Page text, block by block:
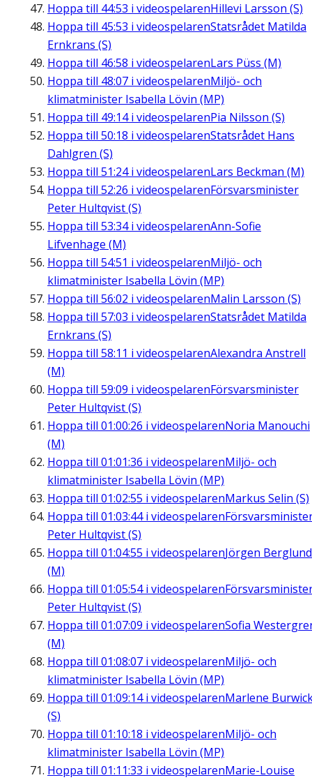
Hoppa till 44:53 i videospelarenHillevi Larsson (S)
Hoppa till 45:53 i videospelarenStatsrådet Matilda
Ernkrans (S)
Hoppa till 46:58 i videospelarenLars Püss (M)
Hoppa till 48:07 i videospelarenMiljö- och
klimatminister Isabella Lövin (MP)
Hoppa till 49:14i videospelarenPia Nilsson (S)
Hoppa till 50:18 i videospelarenStatsrådet Hans
Dahlgren (S)
Hoppa till 51:24i videospelarenLars Beckman (M)
Hoppa till 52:26 i videospelarenFörsvarsminister
Peter Hultqvist (S)
Hoppa till 53:34i videospelarenAnn-Sofie
Lifvenhage (M)
Hoppa till 54:51 i videospelarenMiljö- och
klimatminister Isabella Lövin (MP)
Hoppa till 56:02 i videospelarenMalin Larsson (S)
Hoppa till 57:03 i videospelarenStatsrådet Matilda
Ernkrans (S)
Hoppa till 58:11 i videospelarenAlexandra Anstrell
(M)
Hoppa till 59:09 i videospelarenFörsvarsminister
Peter Hultqvist (S)
Hoppa till 01:00:26 i videospelarenNoria Manouchi
(M)
Hoppa till 01:01:36 i videospelarenMiljö- och
klimatminister Isabella Lövin (MP)
Hoppa till 01:02:55 i videospelarenMarkus Selin (S)
Hoppa till 01:03:44i videospelaren
Peter Hultqvist (S)
Hoppa till 01:04:55 i videospelarenJörgen Berglund
(M)
Hoppa till 01:05:54i videospelaren
Peter Hultqvist (S)
Hoppa till 01:07:09 i videospelarenSofia
(M)
Hoppa till 01:08:07 i videospelarenMiljö- och
klimatminister Isabella Lövin (MP)
Hoppa till 01:09:14i videospelarenMarlene
(S)
Hoppa till 01:10:18 i videospelarenMiljö- och
klimatminister Isabella Lövin (MP)
Hoppa till 01:11:33 i videospelarenMarie-Louise